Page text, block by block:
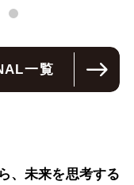
一覧
、未来を思考する